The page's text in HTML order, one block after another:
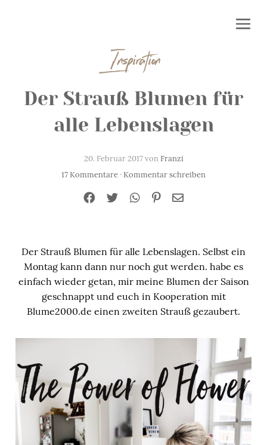
Inspiration
Der Strauß Blumen für
alle Lebenslagen
20. Februar 2017 vonFranzi
17 Kommentare · Kommentar schreiben
Der Strauß Blumen für alle Lebenslagen. Selbst ein
Montag kann dann nur noch gut werden. habe es
einfach wieder getan, mir meine Blumen der Saison
geschnappt und euch in Kooperation mit
Blume2000.de einen zweiten Strauß gezaubert.